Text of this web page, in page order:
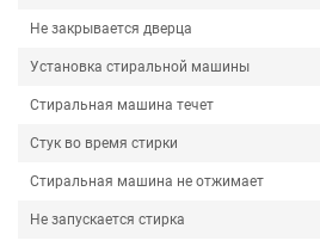
Не закрывается дверца
Установка стиральной машины
Стиральная машина течет
Стук во время стирки
Стиральная машина не отжимает
Не запускается стирка